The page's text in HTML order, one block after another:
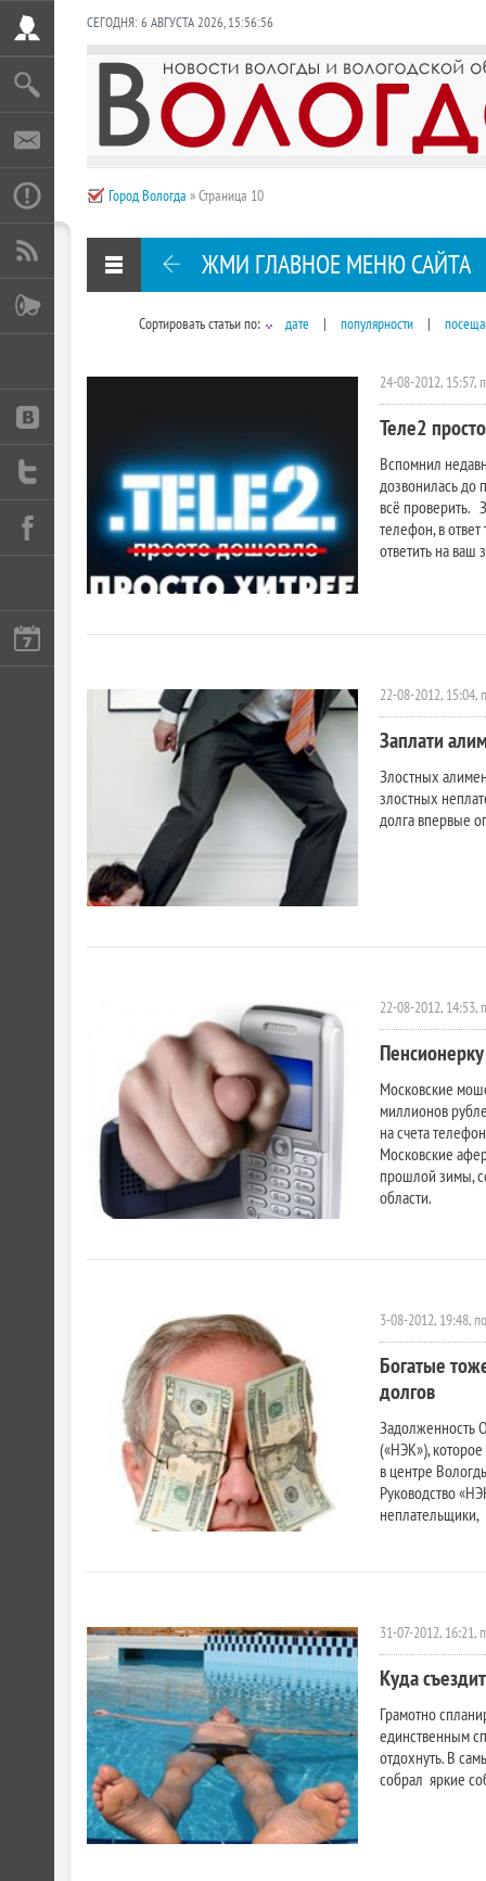
СЕГОДНЯ:6 АВГУСТА 2026,15:56:57
Город Вологда » Страница 10
ЖМИ ГЛАВНОЕ МЕНЮ САЙТА
Сортировать статьи по: дате | популярности |
24-08-2012, 15:57,
Теле2
Вспомнил
дозвонилась до
всё проверить.
телефон, в
ответить на ваш
22-08-2012, 15:04,
Заплати
Злостных
злостных
долга впервые
22-08-2012, 14:53,
Московские
миллионов
на счета
Московские
прошлой зимы,
области.
3-08-2012, 19:48,
Богатые
долгов
Задолженность
(«НЭК»),
в центре
Руководство
неплательщики,
31-07-2012, 16:21,
Куда
Грамотно
единственным
отдохнуть. В
собрал яркие